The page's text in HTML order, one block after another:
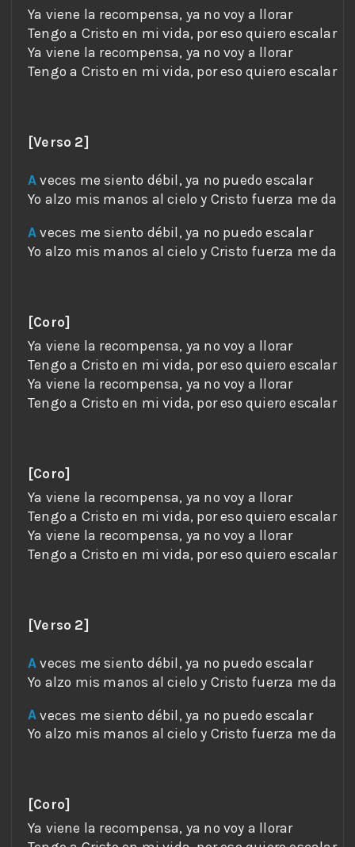
[Verso 2]
A
A
[Coro]
[Coro]
[Verso 2]
A
A
[Coro]